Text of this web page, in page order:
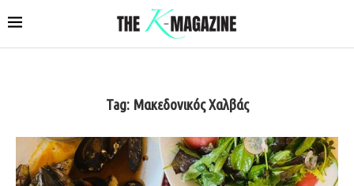
Tag: Μακεδονικός Χαλβάς